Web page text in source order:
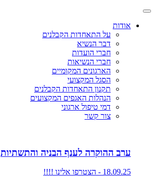
אודות
על התאחדות הקבלנים
דבר הנשיא
חברי הועדות
חברי הנשיאות
הארגונים המקומיים
הסגל המקצועי
תקנון התאחדות הקבלנים
הנהלות האגפים המקצועים
דמי טיפול ארגוני
צור קשר
ערב ההוקרה לענף הבניה והתשתיות
18.09.25 - הצטרפו אלינו !!!!